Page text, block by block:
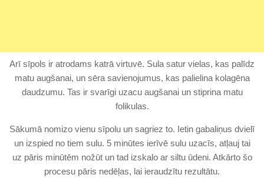
Arī sīpols ir atrodams katrā virtuvē. Sula satur vielas, kas palīdz
matu augšanai, un sēra savienojumus, kas palielina kolagēna
daudzumu. Tas ir svarīgi uzacu augšanai un stiprina matu
folikulas.
Sākumā nomizo vienu sīpolu un sagriez to. Ietin gabaliņus dvielī
un izspied no tiem sulu. 5 minūtes ierīvē sulu uzacīs, atļauj tai
uz pāris minūtēm nožūt un tad izskalo ar siltu ūdeni. Atkārto šo
procesu pāris nedēļas, lai ieraudzītu rezultātu.